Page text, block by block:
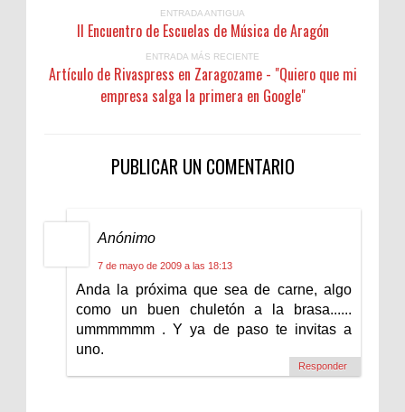
ENTRADA ANTIGUA
II Encuentro de Escuelas de Música de Aragón
ENTRADA MÁS RECIENTE
Artículo de Rivaspress en Zaragozame - "Quiero que mi
empresa salga la primera en Google"
PUBLICAR UN COMENTARIO
Anónimo
7 de mayo de 2009 a las 18:13
Anda la próxima que sea de carne, algo
como un buen chuletón a la brasa......
ummmmmm . Y ya de paso te invitas a
uno.
Responder